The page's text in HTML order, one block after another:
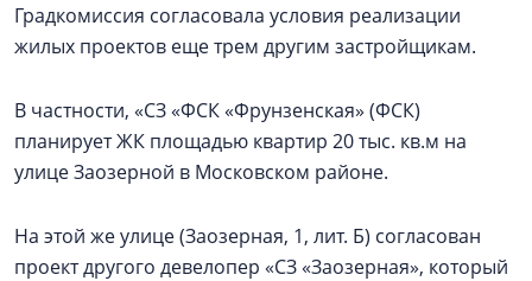
Градкомиссия согласовала условия реализации
жилых проектов еще трем другим застройщикам.
В частности, «СЗ «ФСК «Фрунзенская» (ФСК)
планирует ЖК площадью квартир 20 тыс. кв.м на
улице Заозерной в Московском районе.
На этой же улице (Заозерная, 1, лит. Б) согласован
проект другого девелопер «СЗ «Заозерная», который